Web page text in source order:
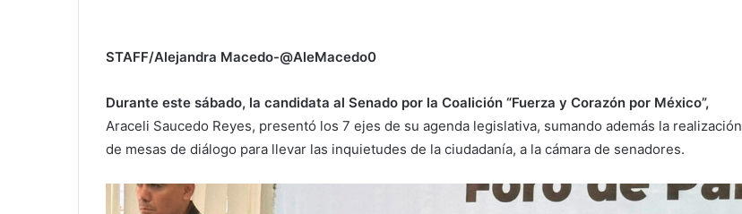
STAFF/Alejandra Macedo-@AleMacedo0
Durante este sábado, la candidata al Senado por la Coalición “Fuerza y Corazón por México”,
Araceli Saucedo Reyes, presentó los 7 ejes de su agenda legislativa, sumando además la realización
de mesas de diálogo para llevar las inquietudes de la ciudadanía, a la cámara de senadores.